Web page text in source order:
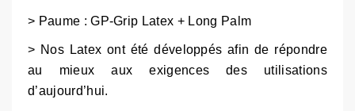
> Paume : GP-Grip Latex + Long Palm
> Nos Latex ont été développés afin de répondre
au mieux aux exigences des utilisations
d’aujourd’hui.